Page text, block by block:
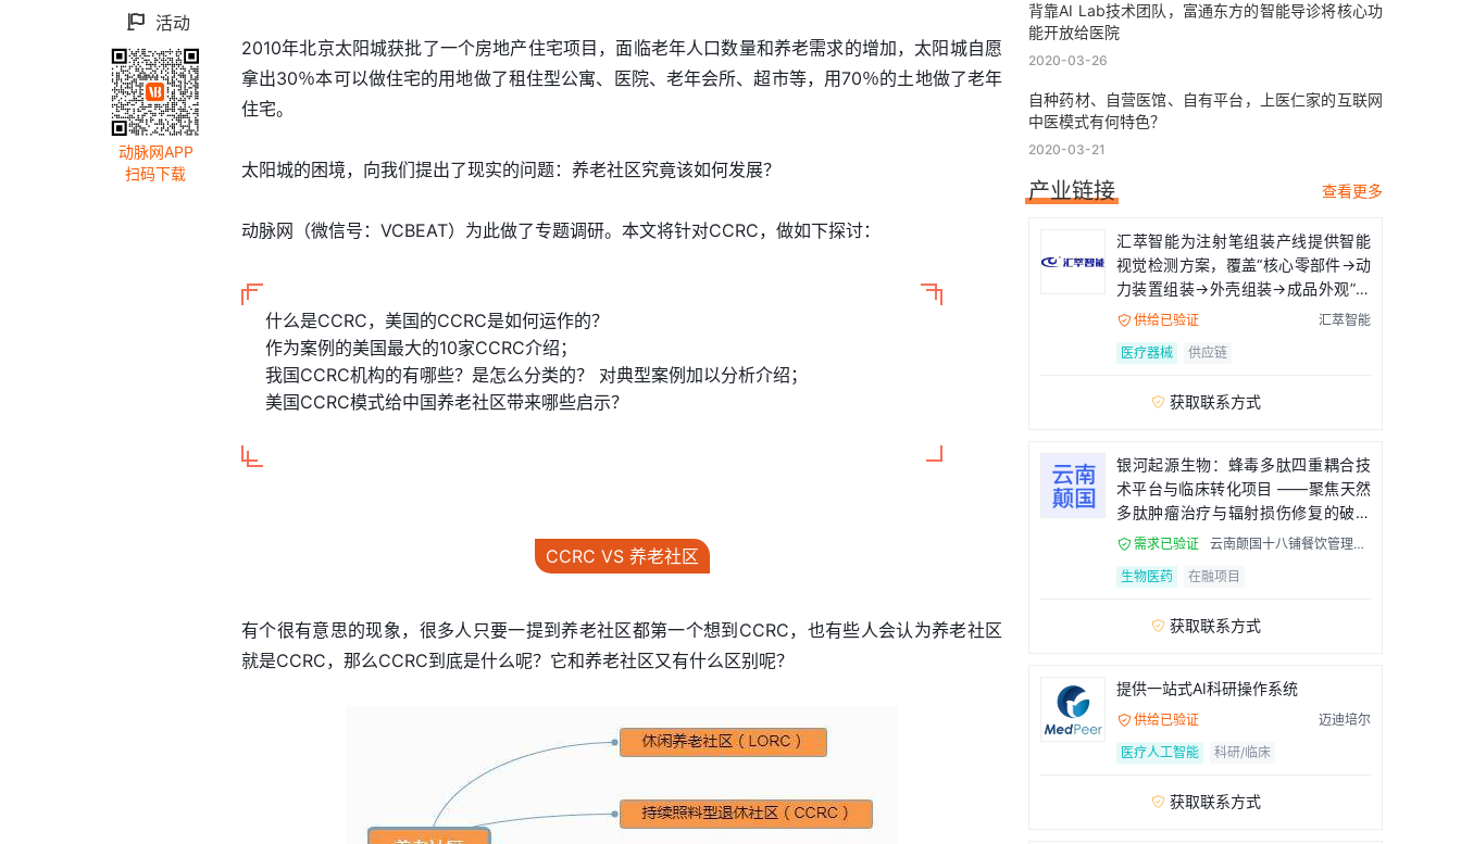
 活动
动脉网APP
扫码下载
2010年北京太阳城获批了一个房地产住宅项目，面临老年人口数量和养老需求的增加，太阳城自愿
拿出30％本可以做住宅的用地做了租住型公寓、医院、老年会所、超市等，用70％的土地做了老年
住宅。
太阳城的困境，向我们提出了现实的问题：养老社区究竟该如何发展？
动脉网（微信号：VCBEAT）为此做了专题调研。本文将针对CCRC，做如下探讨：
什么是CCRC，美国的CCRC是如何运作的？
作为案例的美国最大的10家CCRC介绍；
我国CCRC机构的有哪些？是怎么分类的？ 对典型案例加以分析介绍；
美国CCRC模式给中国养老社区带来哪些启示？
CCRC VS 养老社区
有个很有意思的现象，很多人只要一提到养老社区都第一个想到CCRC，也有些人会认为养老社区
就是CCRC，那么CCRC到底是什么呢？它和养老社区又有什么区别呢？
背靠AI Lab技术团队，富通东方的智能导诊将核心功
能开放给医院
2020-03-26
自种药材、自营医馆、自有平台，上医仁家的互联网
中医模式有何特色？
2020-03-21
产业链接 查看更多
汇萃智能为注射笔组装产线提供智能
视觉检测方案，覆盖“核心零部件→动
力装置组装→外壳组装→成品外观”全
流程
 供给已验证
汇萃智能
医疗器械
供应链
 获取联系方式
银河起源生物：蜂毒多肽四重耦合技
术平台与临床转化项目 ——聚焦天然
多肽肿瘤治疗与辐射损伤修复的破局
者
 需求已验证
云南颠国十八铺餐饮管理有
生物医药
在融项目
 获取联系方式
提供一站式AI科研操作系统
 供给已验证
迈迪培尔
医疗人工智能
科研/临床
 获取联系方式